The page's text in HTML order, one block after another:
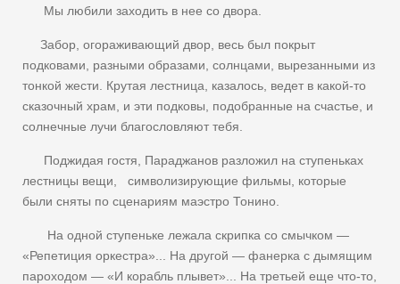
Мы любили заходить в нее со двора.
Забор, огораживающий двор, весь был покрыт
подковами, разными образами, солнцами, вырезанными из
тонкой жести. Крутая лестница, казалось, ведет в какой-то
сказочный храм, и эти подковы, подобранные на счастье, и
солнечные лучи благословляют тебя.
Поджидая гостя, Параджанов разложил на ступеньках
лестницы вещи, символизирующие фильмы, которые
были сняты по сценариям маэстро Тонино.
На одной ступеньке лежала скрипка со смычком —
«Репетиция оркестра»... На другой — фанерка с дымящим
пароходом — «И корабль плывет»... На третьей еще что-то,